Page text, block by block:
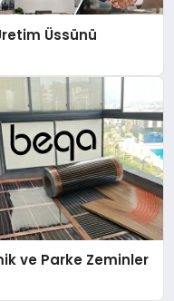
Üssünü
ve Parke Zeminler